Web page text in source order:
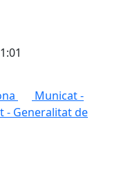
Municat -
- Generalitat de